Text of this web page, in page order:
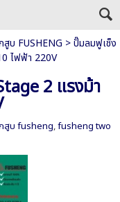
บ FUSHENG >ปั๊มลมฟูเช็ง
ไฟฟ้า 220V
2 แรงม้า
สูบ fusheng,fusheng two